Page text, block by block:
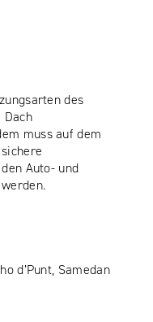
des
muss auf dem
Auto- und
d’Punt, Samedan